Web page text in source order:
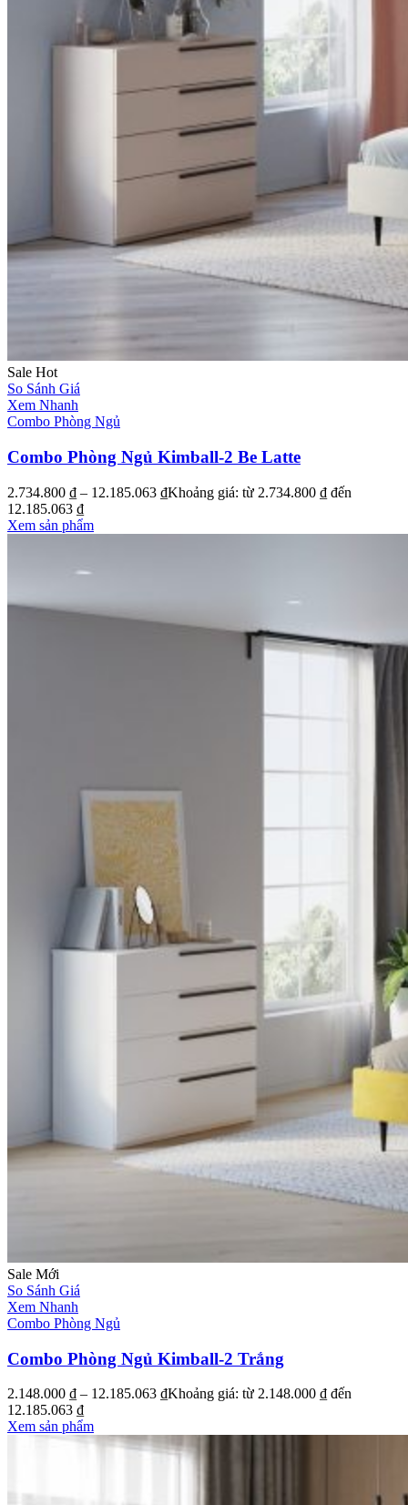
Sale Hot
So Sánh Giá
Xem Nhanh
Combo Phòng Ngủ
Combo Phòng Ngủ Kimball-2 Be Latte
2.734.800 ₫ – 12.185.063 ₫Khoảng giá: từ 2.734.800 ₫ đến
12.185.063 ₫
Xem sản phẩm
Sale Mới
So Sánh Giá
Xem Nhanh
Combo Phòng Ngủ
Combo Phòng Ngủ Kimball-2 Trắng
2.148.000 ₫ – 12.185.063 ₫Khoảng giá: từ 2.148.000 ₫ đến
12.185.063 ₫
Xem sản phẩm